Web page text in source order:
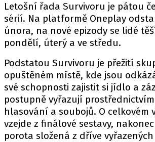
Letošní řada Survivoru je pátou
sérií. Na platformě Oneplay
února, na nové epizody se lidé
pondělí, úterý a ve středu.
Podstatou Survivoru je přežití
opuštěném místě, kde jsou
své schopnosti zajistit si jídlo a
postupně vyřazují
hlasování a soubojů. O celkovém
vzejde z finálové sestavy,
porota složená z dříve